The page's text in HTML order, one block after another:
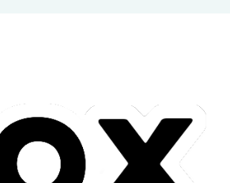
Track
(Acoustic